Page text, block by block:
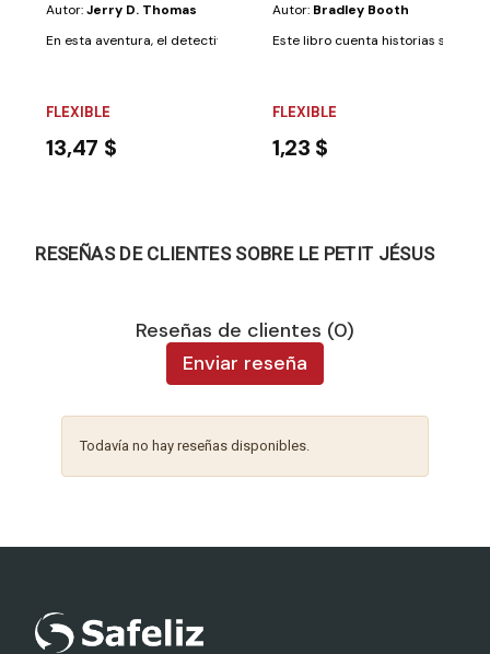
Autor:Jerry D. Thomas
En esta aventura, el detective Zack, junto con su primo y su hermana,
FLEXIBLE
13,47 $
Autor: Bradley Booth
Este libro cuenta historias sobre
FLEXIBLE
1,23 $
RESEÑAS DE CLIENTES SOBRE LE PETIT JÉSUS
Reseñas de clientes (0)
Enviar reseña
Todavía no hay reseñas disponibles.